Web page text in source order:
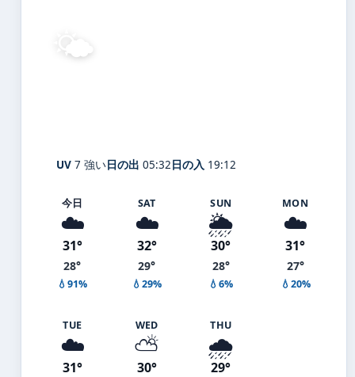
🌤️
UV 7 強い日の出 05:32日の入 19:12
今日
☁️
31°
28°
💧91%
SAT
☁️
32°
29°
💧29%
SUN
🌦️
30°
28°
💧6%
MON
☁️
31°
27°
💧20%
TUE
☁️
31°
WED
⛅
30°
THU
🌧️
29°